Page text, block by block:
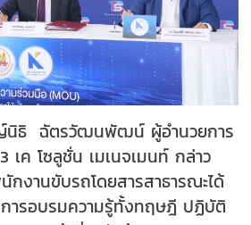
นิธิ ฉัตรวัฒนพัฒน์ ผู้อำนวยการ
เค โซลูชั่น เมเนจเมนท์ กล่าว
กงานขับรถโดยสารสาธารณะได้
ารอบรมความรู้ทั้งทฤษฎี ปฏิบัติ